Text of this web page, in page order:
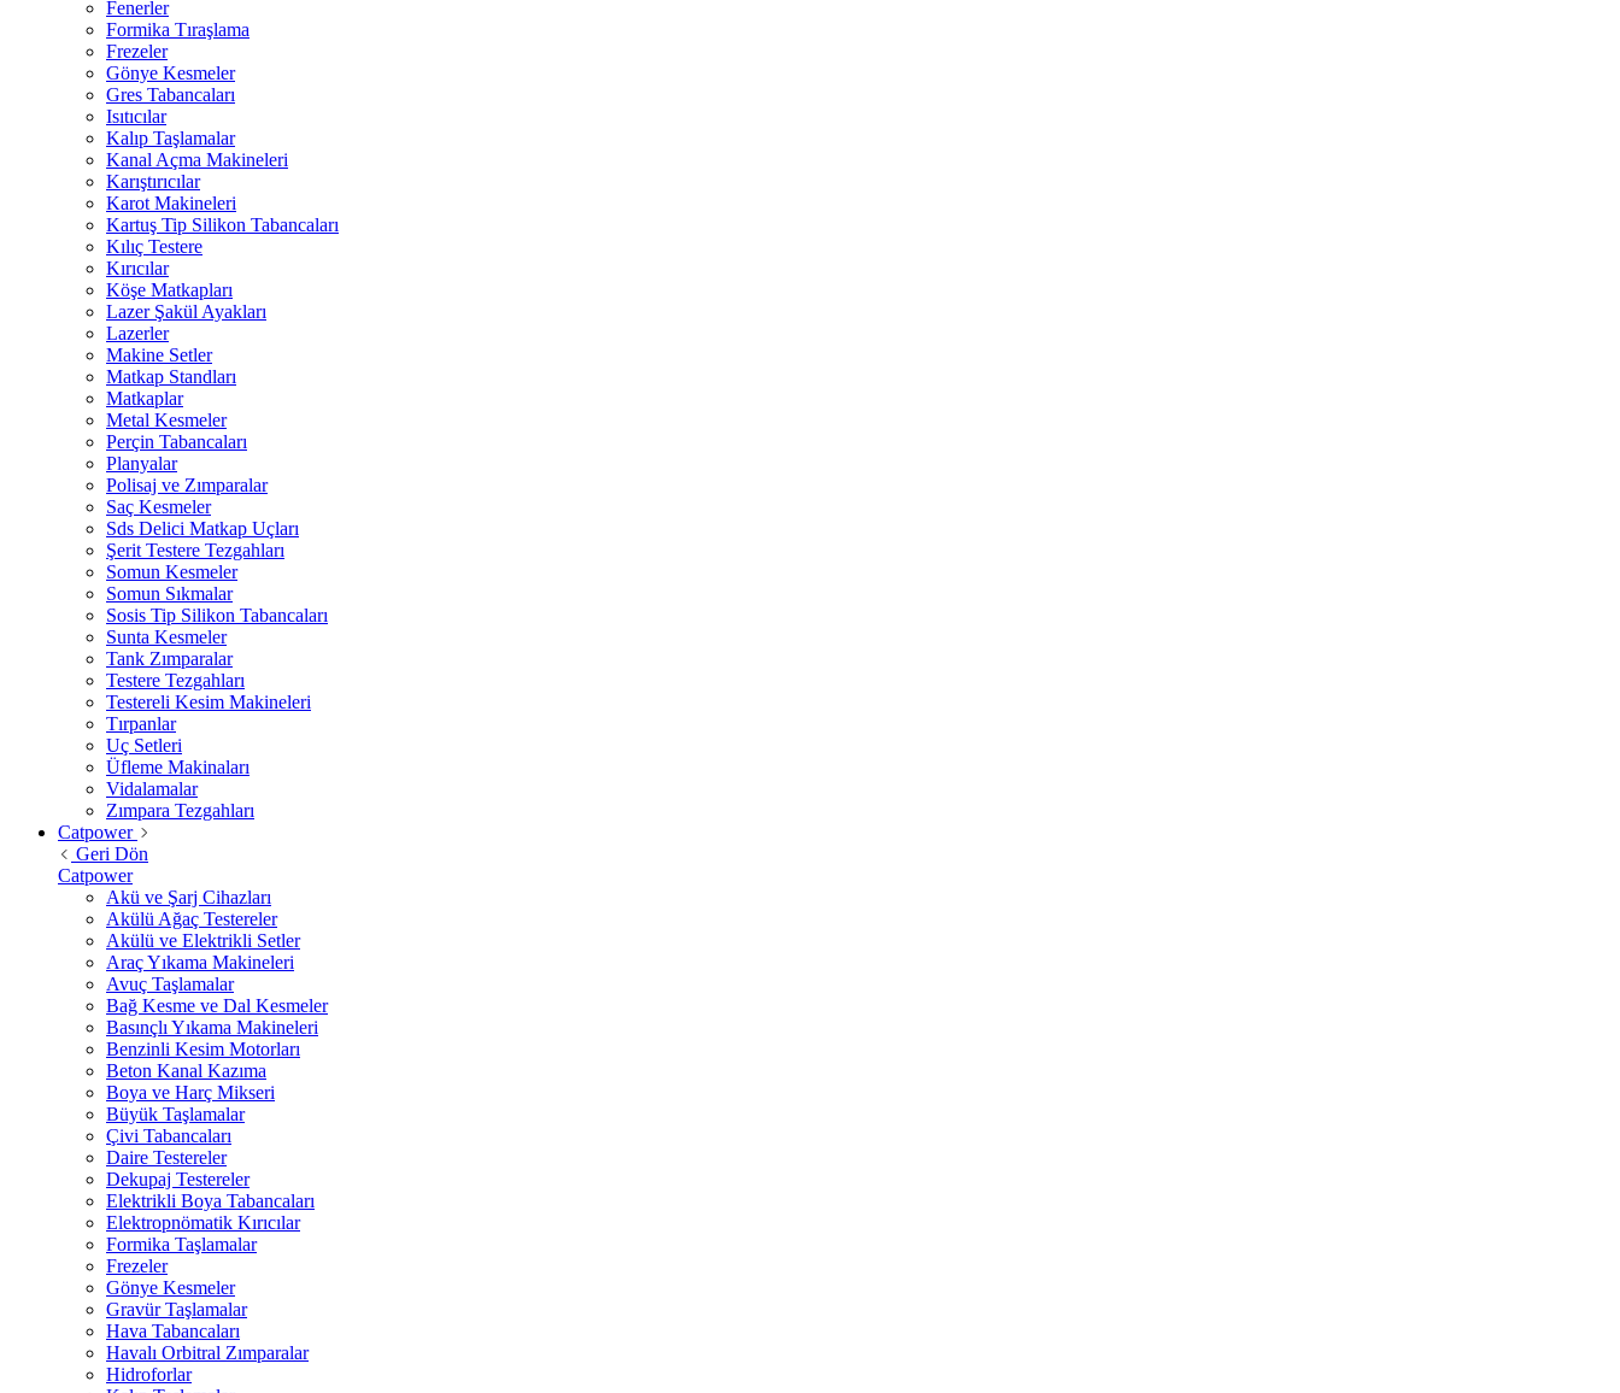
Fenerler
Formika Tıraşlama
Frezeler
Gönye Kesmeler
Gres Tabancaları
Isıtıcılar
Kalıp Taşlamalar
Kanal Açma Makineleri
Karıştırıcılar
Karot Makineleri
Kartuş Tip Silikon Tabancaları
Kılıç Testere
Kırıcılar
Köşe Matkapları
Lazer Şakül Ayakları
Lazerler
Makine Setler
Matkap Standları
Matkaplar
Metal Kesmeler
Perçin Tabancaları
Planyalar
Polisaj ve Zımparalar
Saç Kesmeler
Sds Delici Matkap Uçları
Şerit Testere Tezgahları
Somun Kesmeler
Somun Sıkmalar
Sosis Tip Silikon Tabancaları
Sunta Kesmeler
Tank Zımparalar
Testere Tezgahları
Testereli Kesim Makineleri
Tırpanlar
Uç Setleri
Üfleme Makinaları
Vidalamalar
Zımpara Tezgahları
Catpower
Geri Dön
Catpower
Akü ve Şarj Cihazları
Akülü Ağaç Testereler
Akülü ve Elektrikli Setler
Araç Yıkama Makineleri
Avuç Taşlamalar
Bağ Kesme ve Dal Kesmeler
Basınçlı Yıkama Makineleri
Benzinli Kesim Motorları
Beton Kanal Kazıma
Boya ve Harç Mikseri
Büyük Taşlamalar
Çivi Tabancaları
Daire Testereler
Dekupaj Testereler
Elektrikli Boya Tabancaları
Elektropnömatik Kırıcılar
Formika Taşlamalar
Frezeler
Gönye Kesmeler
Gravür Taşlamalar
Hava Tabancaları
Havalı Orbitral Zımparalar
Hidroforlar